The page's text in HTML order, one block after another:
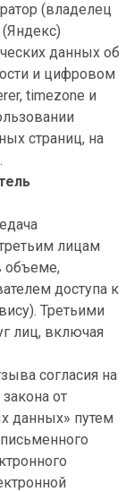
(владелец
данных об
и цифровом
timezone и
страниц, на
лицам
объеме,
доступа к
Третьими
лиц, включая
согласия на
от
данных» путем